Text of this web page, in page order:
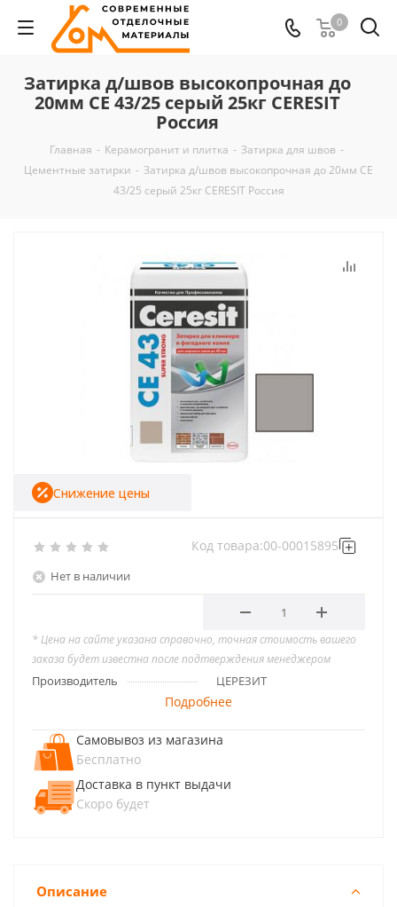
0
Затирка д/швов высокопрочная до
20мм CE 43/25 серый 25кг CERESIT
Россия
Главная - Керамогранит и плитка - Затирка для швов -
Цементные затирки - Затирка д/швов высокопрочная до 20мм CE
43/25 серый 25кг CERESIT Россия
Нет в наличии
Код товара:00-00015895
Снижение цены
* Цена на сайте указана справочно, точная стоимость вашего
заказа будет известна после подтверждения менеджером
Производитель ЦЕРЕЗИТ
Подробнее
Самовывоз из магазина
Бесплатно
Доставка в пункт выдачи
Скоро будет
Описание